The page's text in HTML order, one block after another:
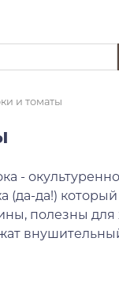
и томаты
-
да!)
полезны